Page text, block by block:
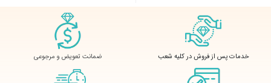
خدمات پس از فروش در کلیه شعب ضمانت تعویض و مرجوعی